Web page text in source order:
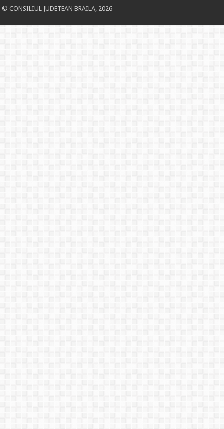
© CONSILIUL JUDETEAN BRAILA, 2026